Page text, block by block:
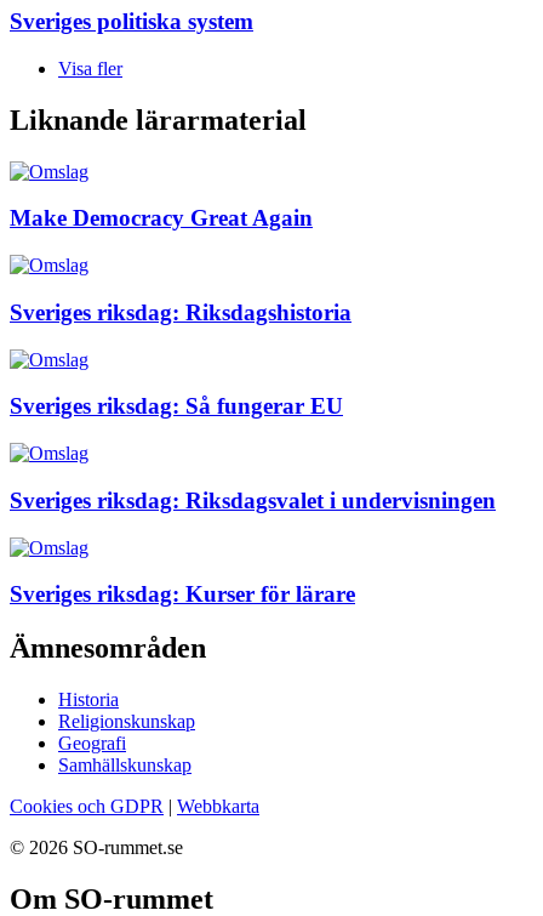
Sveriges politiska system
Visa fler
Liknande lärarmaterial
Make Democracy Great Again
Sveriges riksdag: Riksdagshistoria
Sveriges riksdag: Så fungerar EU
Sveriges riksdag: Riksdagsvalet i undervisningen
Sveriges riksdag: Kurser för lärare
Ämnesområden
Historia
Religionskunskap
Geografi
Samhällskunskap
Cookies och GDPR | Webbkarta
© 2026 SO-rummet.se
Om SO-rummet